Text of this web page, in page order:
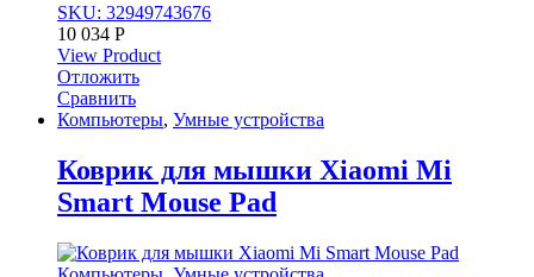
SKU: 32949743676
10 034 Р
View Product
Отложить
Сравнить
Компьютеры, Умные устройства
Коврик для мышки Xiaomi Mi
Smart Mouse Pad